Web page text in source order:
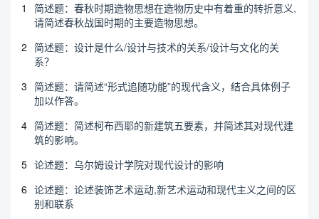
1
简述题：春秋时期造物思想在造物历史中有着重的转折意义,
请简述春秋战国时期的主要造物思想。
2 简述题：设计是什么/设计与技术的关系/设计与文化的关
系？
3 简述题：请简述“形式追随功能”的现代含义，结合具体例子
加以作答。
4 简述题：简述柯布西耶的新建筑五要素，并简述其对现代建
筑的影响。
5 论述题：乌尔姆设计学院对现代设计的影响
6 论述题：论述装饰艺术运动,新艺术运动和现代主义之间的区
别和联系